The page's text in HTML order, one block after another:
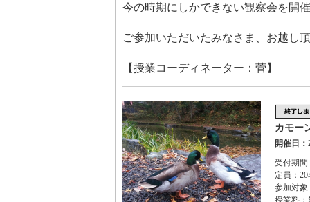
今の時期にしかできない観察会を開
ご参加いただいたみなさま、お越し
【授業コーディネーター：菅】
カモー
開催日：
受付期
定員：20
参加対象
授業料